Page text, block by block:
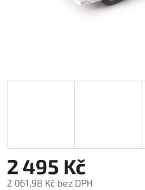
2 495 Kč
2 061,98 Kč bez DPH